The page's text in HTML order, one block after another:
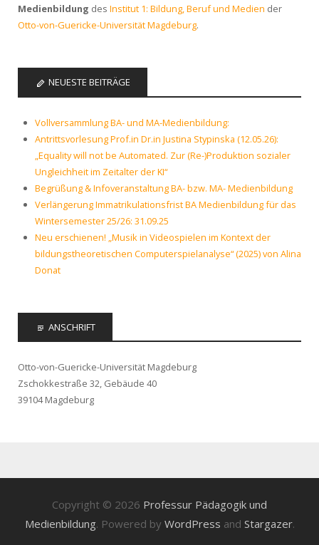
Medienbildung des Institut 1: Bildung, Beruf und Medien der
Otto-von-Guericke-Universität Magdeburg.
NEUESTE BEITRÄGE
Vollversammlung BA- und MA-Medienbildung:
Antrittsvorlesung Prof.in Dr.in Justina Stypinska (12.05.26):
„Equality will not be Automated. Zur (Re-)Produktion sozialer
Ungleichheit im Zeitalter der KI“
Begrüßung & Infoveranstaltung BA- bzw. MA- Medienbildung
Verlängerung Immatrikulationsfrist BA Medienbildung für das
Wintersemester 25/26: 31.09.25
Neu erschienen! „Musik in Videospielen im Kontext der
bildungstheoretischen Computerspielanalyse“ (2025) von Alina
Donat
ANSCHRIFT
Otto-von-Guericke-Universität Magdeburg
Zschokkestraße 32, Gebäude 40
39104 Magdeburg
Copyright © 2026 Professur Pädagogik und
Medienbildung. Powered by WordPress and Stargazer.